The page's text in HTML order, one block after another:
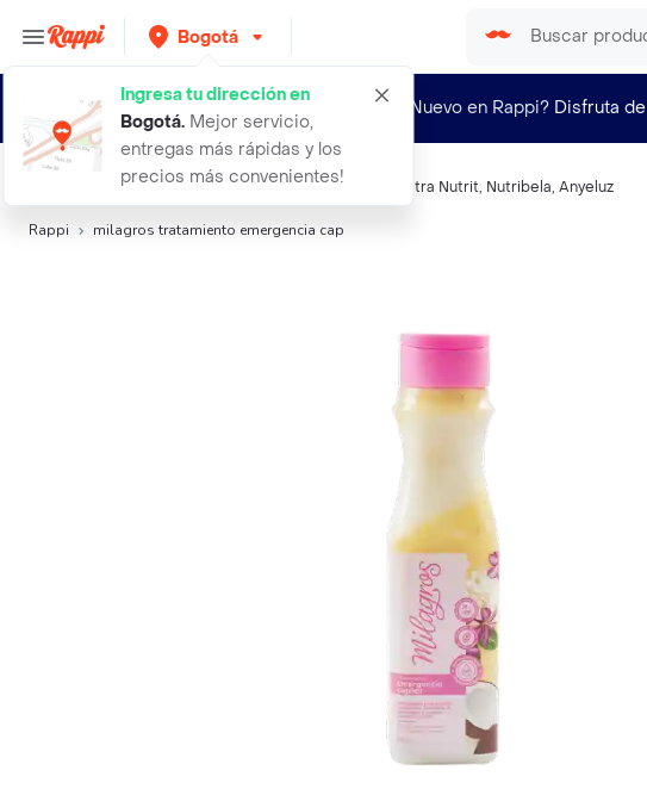
Bogotá
Ingresa tu dirección en
Bogotá. Mejor servicio,
entregas más rápidas y los
precios más convenientes!
¿Nuevo en Rappi? Disfruta de
Búsquedas relacionadas:Reparación y tratamiento Ultra Nutrit, Nutribela, Anyeluz
Rappi milagros tratamiento emergencia cap